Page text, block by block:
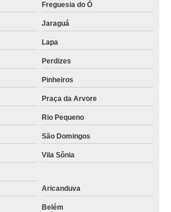
Freguesia do Ó
Jaraguá
Lapa
Perdizes
Pinheiros
Praça da Arvore
Rio Pequeno
São Domingos
Vila Sônia
Aricanduva
Belém